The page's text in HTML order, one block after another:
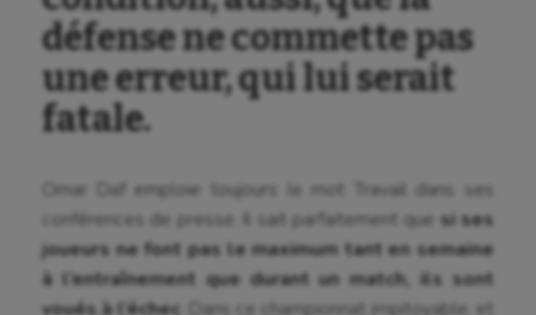
Aéronautique
défense ne commette pas
une erreur, qui lui serait
fatale.
Omar Daf emploie toujours le mot Travail dans ses
conférences de presse. Il sait parfaitement que si ses
joueurs ne font pas le maximum tant en semaine
à l’entraînement que durant un match, ils sont
voués à l’échec . Dans ce championnat impitoyable, et